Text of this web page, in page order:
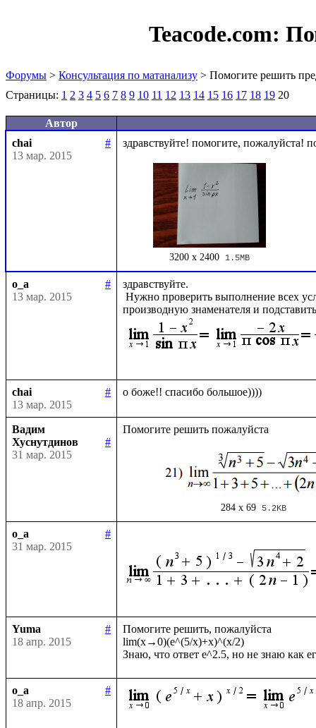
Teacode.com:
Форумы > Консультация по матанализу > Помогите решить
Страницы: 1 2 3 4 5 6 7 8 9 10 11 12 13 14 15 16 17 18 19 20
Автор
chai
#
13 мар. 2015
3200 x 2400 1.5MB
o_a
#
13 мар. 2015
здравствуйте.
производную знаменателя и
chai
#
13 мар. 2015
Вадим
Хуснутдинов
#
31 мар. 2015
284 x 69 5.2KB
o_a
#
31 мар. 2015
Yuma
#
18 апр. 2015
Помогите решить, пожалуйста
lim(x→0)(e^(5/x)+x)^(x/2)
o_a
#
18 апр. 2015